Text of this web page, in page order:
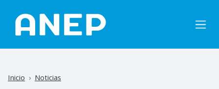
Inicio Noticias